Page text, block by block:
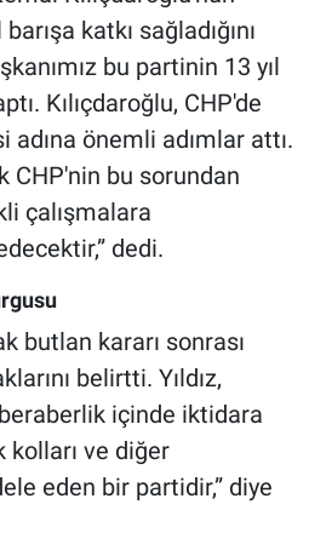
katkı sağladığını
bu partinin 13 yıl
Kılıçdaroğlu, CHP'de
önemli adımlar attı.
CHP'nin bu sorundan
çalışmalara
dedi.
butlan kararı sonrası
belirtti. Yıldız,
içinde iktidara
kolları ve diğer
eden bir partidir,” diye